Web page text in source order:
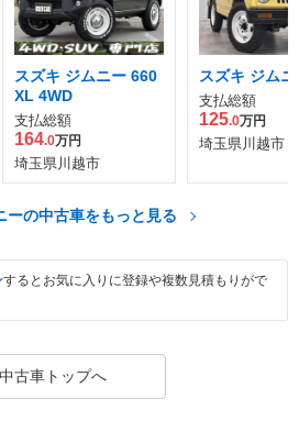
スズキ ジムニー 660
XL 4WD
支払総額
164.0万円
埼玉県川越市
スズキ ジム
支払総額
125.0万円
埼玉県川越市
ーの中古車をもっと見る
するとお気に入りに登録や複数見積もりがで
中古車トップへ